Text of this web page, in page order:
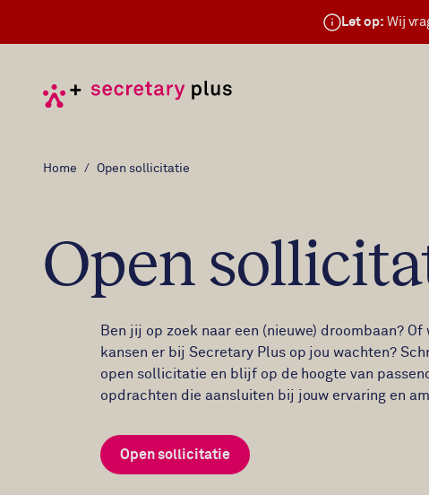
Let op: Wij
Home Open sollicitatie
Open
Ben jij op zoek naar een (nieuwe) droombaan?
kansen er bij Secretary Plus op jou wachten?
open sollicitatie en blijf op de hoogte van
opdrachten die aansluiten bij jouw ervaring en
Open sollicitatie